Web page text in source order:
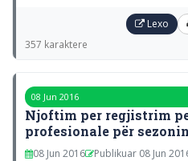
Lexo
357 karaktere
08 Jun 2016
Njoftim per regjistrim
profesionale për
08 Jun 2016 Publikuar 08 Jun